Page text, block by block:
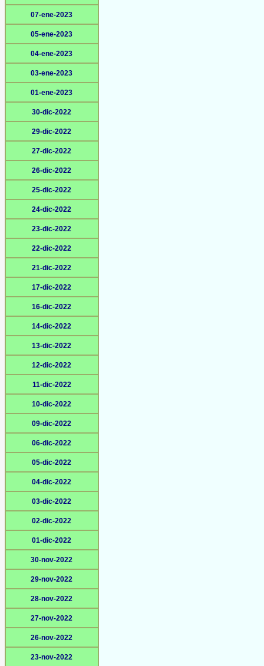
07-ene-2023
05-ene-2023
04-ene-2023
03-ene-2023
01-ene-2023
30-dic-2022
29-dic-2022
27-dic-2022
26-dic-2022
25-dic-2022
24-dic-2022
23-dic-2022
22-dic-2022
21-dic-2022
17-dic-2022
16-dic-2022
14-dic-2022
13-dic-2022
12-dic-2022
11-dic-2022
10-dic-2022
09-dic-2022
06-dic-2022
05-dic-2022
04-dic-2022
03-dic-2022
02-dic-2022
01-dic-2022
30-nov-2022
29-nov-2022
28-nov-2022
27-nov-2022
26-nov-2022
23-nov-2022